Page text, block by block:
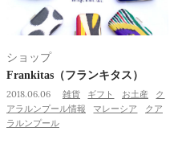
ショップ
Frankitas（フランキタス）
2018.06.06 雑貨 ギフト お土産
ク
アラルンプール情報
マレーシア
クア
ラルンプール